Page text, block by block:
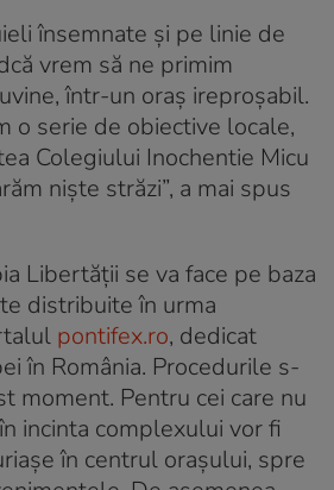
însemnate și pe linie de
vrem să ne primim
într-un oraș ireproșabil.
o serie de obiective locale,
Colegiului Inochentie Micu
niște străzi”, a mai spus
Libertății se va face pe baza
distribuite în urma
pontifex.ro, dedicat
în România. Procedurile s-
moment. Pentru cei care nu
incinta complexului vor fi
în centrul orașului, spre